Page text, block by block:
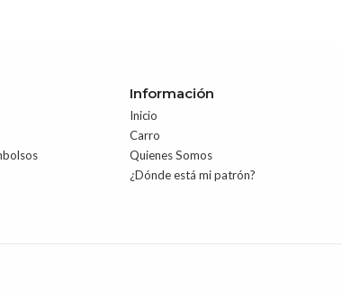
Información
Inicio
Carro
Quienes Somos
¿Dónde está mi patrón?